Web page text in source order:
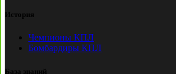
История
Чемпионы КПЛ
Бомбардиры КПЛ
База знаний